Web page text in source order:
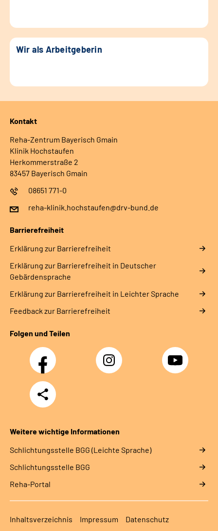
Wir als Arbeitgeberin
Kontakt
Reha-Zentrum Bayerisch Gmain
Klinik Hochstaufen
Herkommerstraße 2
83457 Bayerisch Gmain
08651 771-0
reha-klinik.hochstaufen@drv-bund.de
Barrierefreiheit
Erklärung zur Barrierefreiheit
Erklärung zur Barrierefreiheit in Deutscher
Gebärdensprache
Erklärung zur Barrierefreiheit in Leichter Sprache
Feedback zur Barrierefreiheit
Folgen und Teilen
Facebook Instagram YouTube
Teilen
Weitere wichtige Informationen
Schlich­tungs­stel­le BGG (Leichte Sprache)
Schlich­tungs­stel­le BGG
Reha-Portal
Inhaltsverzeichnis Impressum Datenschutz